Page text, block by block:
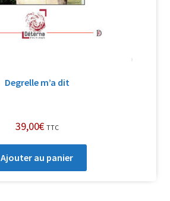
Degrelle m’a dit
39,00€ TTC
Ajouter au panier